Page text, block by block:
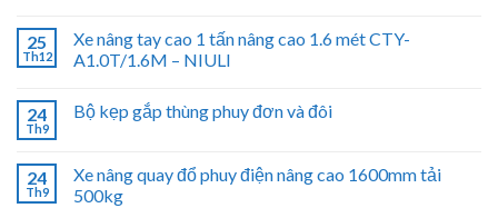
25
Th12
Xe nâng tay cao 1 tấn nâng cao 1.6 mét CTY-
A1.0T/1.6M – NIULI
24
Th9
Bộ kẹp gắp thùng phuy đơn và đôi
24
Th9
Xe nâng quay đổ phuy điện nâng cao 1600mm tải
500kg